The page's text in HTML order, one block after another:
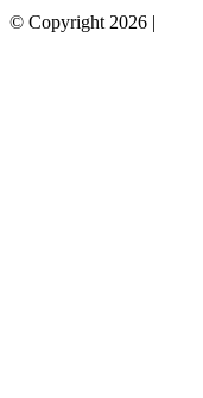
© Copyright 2026 |